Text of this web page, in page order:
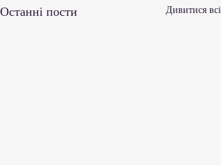
Останні пости Дивитися всі